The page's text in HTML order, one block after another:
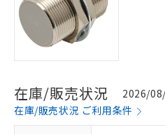
在庫/販売状況
2026/
在庫/販売状況 ご利用条件